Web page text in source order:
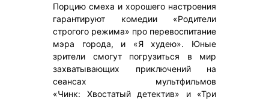
Порцию смеха и хорошего настроения
гарантируют комедии «Родители
строгого режима» про перевоспитание
мэра города, и «Я худею». Юные
зрители смогут погрузиться в мир
захватывающих приключений на
сеансах мультфильмов
«Чинк: Хвостатый детектив» и «Три